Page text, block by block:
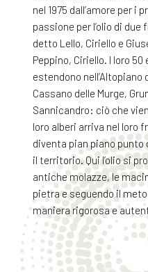
nel 1975 dall’amore per i
passione per l’olio di
detto Lello, Ciriello e
Peppino, Ciriello. I loro
estendono nell’Altopiano
Cassano delle Murge,
Sannicandro: ciò che
loro alberi arriva nel loro
diventa pian piano
il territorio. Qui l’olio si
antiche molazze, le
pietra e seguendo il
maniera rigorosa e